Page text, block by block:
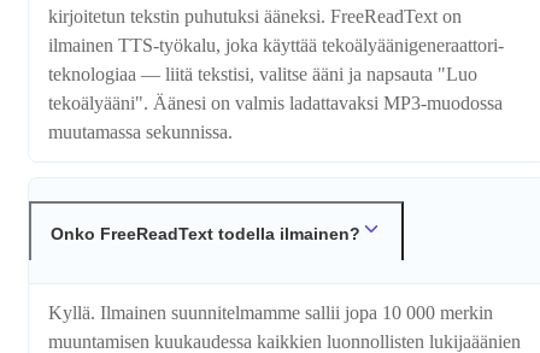
kirjoitetun tekstin puhutuksi ääneksi. FreeReadText on
ilmainen TTS-työkalu, joka käyttää tekoälyääni­generaattori­
teknologiaa — liitä tekstisi, valitse ääni ja napsauta "Luo
tekoälyääni". Äänesi on valmis ladattavaksi MP3-muodossa
muutamassa sekunnissa.
Onko FreeReadText todella ilmainen?
Kyllä. Ilmainen suunnitelmamme sallii jopa 10 000 merkin
muuntamisen kuukaudessa kaikkien luonnollisten lukijaäänien